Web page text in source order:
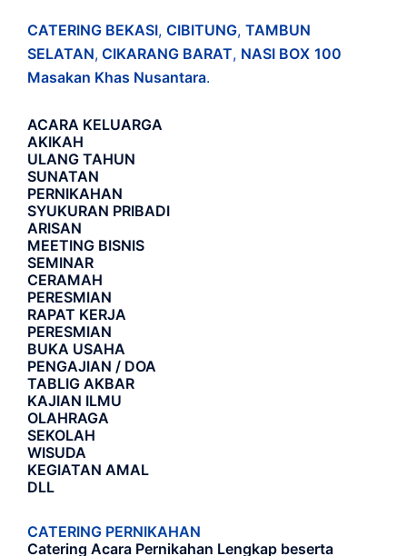
CATERING BEKASI, CIBITUNG, TAMBUN
SELATAN, CIKARANG BARAT, NASI BOX 100
Masakan Khas Nusantara.
ACARA KELUARGA
AKIKAH
ULANG TAHUN
SUNATAN
PERNIKAHAN
SYUKURAN PRIBADI
ARISAN
MEETING BISNIS
SEMINAR
CERAMAH
PERESMIAN
RAPAT KERJA
PERESMIAN
BUKA USAHA
PENGAJIAN / DOA
TABLIG AKBAR
KAJIAN ILMU
OLAHRAGA
SEKOLAH
WISUDA
KEGIATAN AMAL
DLL
CATERING PERNIKAHAN
Catering Acara Pernikahan Lengkap beserta